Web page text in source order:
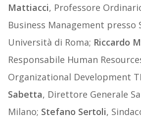
Mattiacci, Professore
Business Management presso
Università di Roma; Riccardo
Responsabile Human
Organizational Development
Sabetta, Direttore Generale
Milano; Stefano Sertoli,